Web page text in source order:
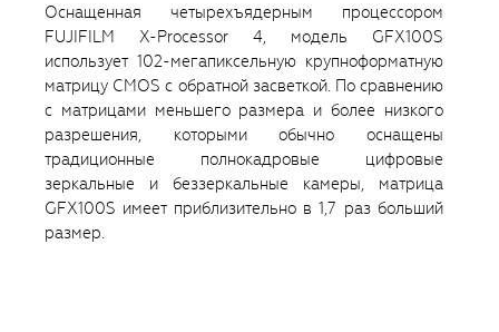
Оснащенная четырехъядерным процессором
FUJIFILM X-Processor 4, модель GFX100S
использует 102-мегапиксельную крупноформатную
матрицу CMOS с обратной засветкой. По сравнению
с матрицами меньшего размера и более низкого
разрешения, которыми обычно оснащены
традиционные полнокадровые цифровые
зеркальные и беззеркальные камеры, матрица
GFX100S имеет приблизительно в 1,7 раз больший
размер.